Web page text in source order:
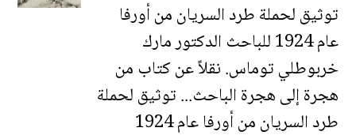
توثيق لحملة طرد السريان من أورفا
عام 1924 للباحث الدكتور مارك
خربوطلي توماس. نقلاً عن كتاب من
هجرة إلى هجرة الباحث... توثيق لحملة
طرد السريان من أورفا عام 1924